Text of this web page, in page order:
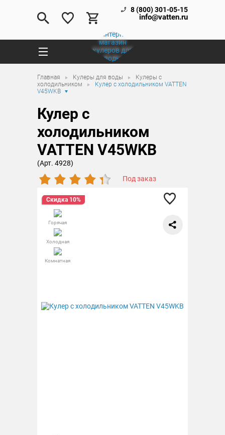
8 (800) 301-05-15
info@vatten.ru
Главная Кулеры для воды
Кулеры с
холодильником
Кулер с холодильником VATTEN
V45WKB
Кулер с
холодильником
VATTEN V45WKB
(Арт. 4928)
Под заказ
Скидка 10%
Горячая
Холодная
Комнатная